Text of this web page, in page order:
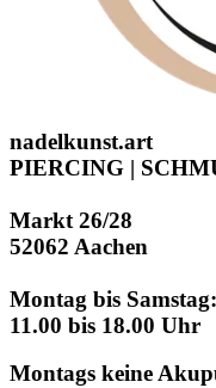
nadelkunst.art
PIERCING |
Markt 26/28
52062 Aachen
Montag bis Samstag:
11.00 bis 18.00 Uhr
Montags keine